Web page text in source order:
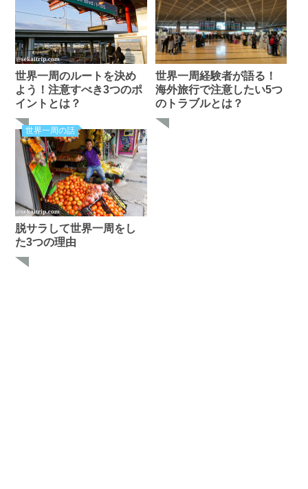
世界一周のルートを決め
よう！注意すべき3つのポ
イントとは？
世界一周経験者が語る！
海外旅行で注意したい5つ
のトラブルとは？
世界一周の話
脱サラして世界一周をし
た3つの理由